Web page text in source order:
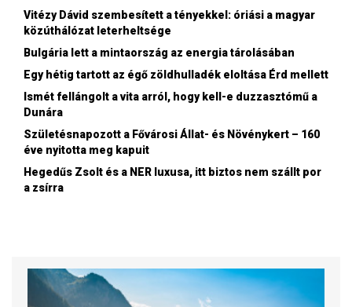
Vitézy Dávid szembesített a tényekkel: óriási a magyar
közúthálózat leterheltsége
Bulgária lett a mintaország az energia tárolásában
Egy hétig tartott az égő zöldhulladék eloltása Érd mellett
Ismét fellángolt a vita arról, hogy kell-e duzzasztómű a
Dunára
Születésnapozott a Fővárosi Állat- és Növénykert – 160
éve nyitotta meg kapuit
Hegedűs Zsolt és a NER luxusa, itt biztos nem szállt por
a zsírra